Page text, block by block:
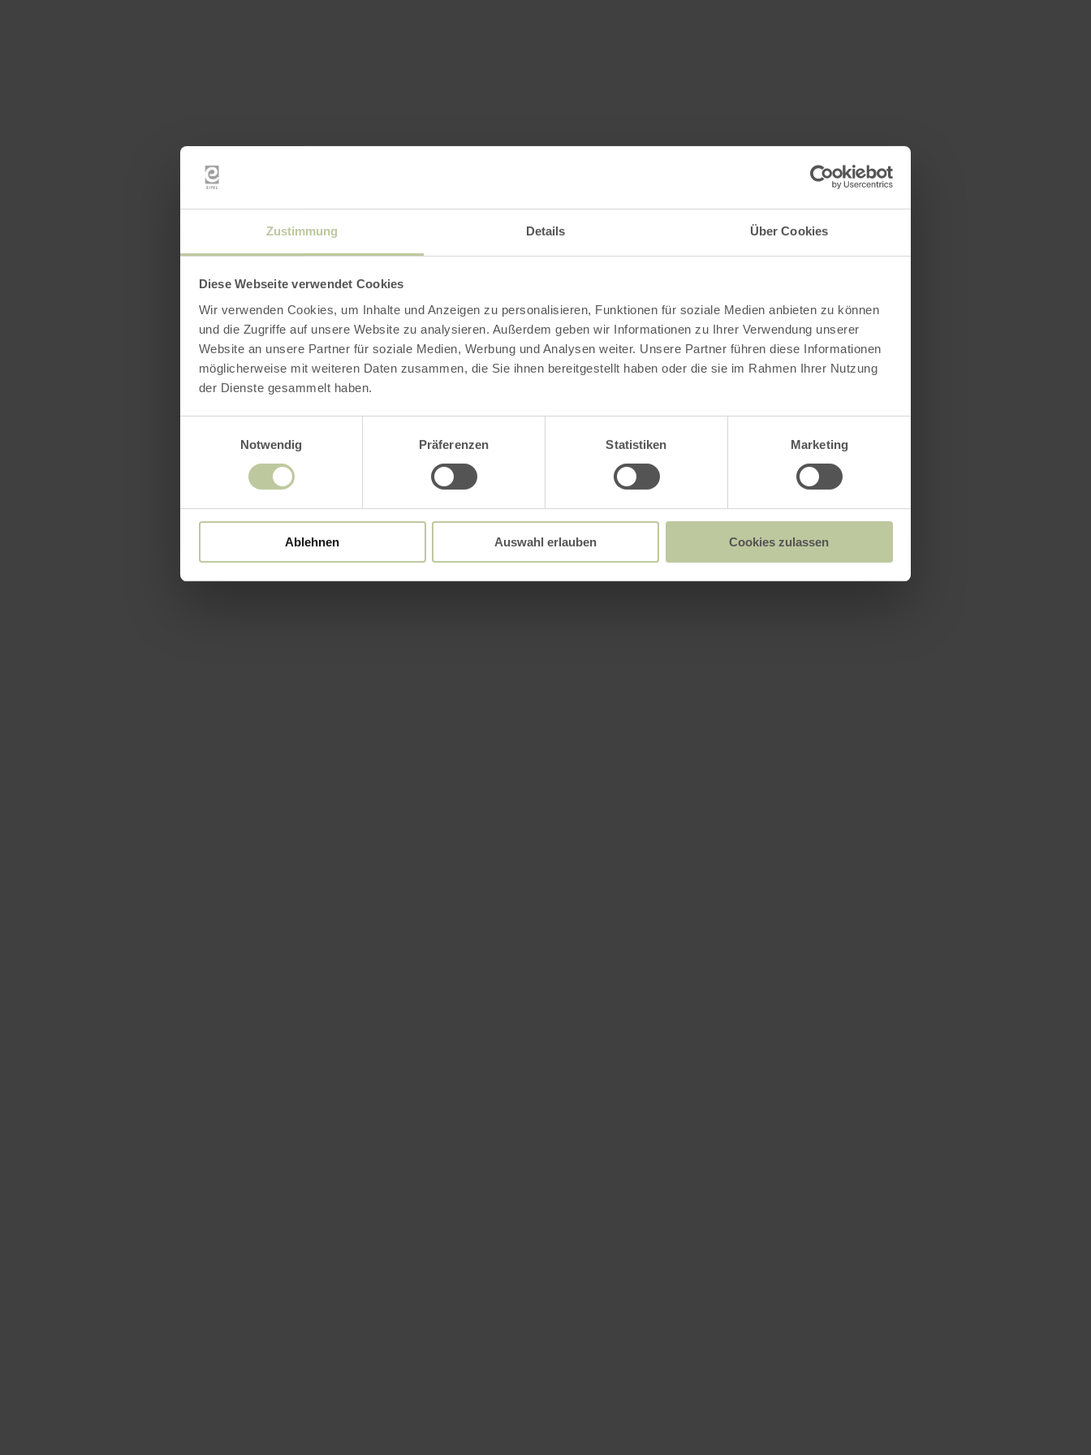
Zustimmung Details Über Cookies
Diese Webseite verwendet Cookies
Wir verwenden Cookies, um Inhalte und Anzeigen zu personalisieren, Funktionen für soziale Medien anbieten zu können
und die Zugriffe auf unsere Website zu analysieren. Außerdem geben wir Informationen zu Ihrer Verwendung unserer
Website an unsere Partner für soziale Medien, Werbung und Analysen weiter. Unsere Partner führen diese Informationen
möglicherweise mit weiteren Daten zusammen, die Sie ihnen bereitgestellt haben oder die sie im Rahmen Ihrer Nutzung
der Dienste gesammelt haben.
Notwendig
Präferenzen Statistiken Marketing
Ablehnen Auswahl erlauben Cookies zulassen